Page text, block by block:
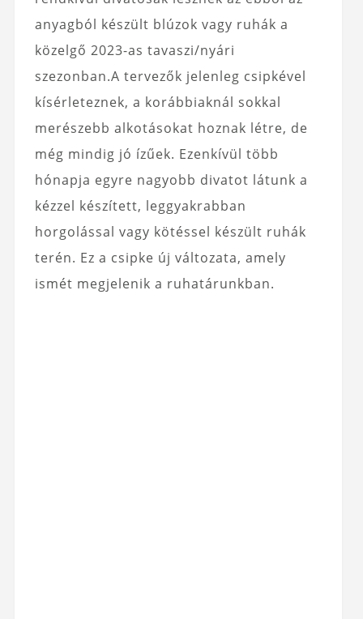
anyagból készült blúzok vagy ruhák a
közelgő 2023-as tavaszi/nyári
szezonban.A tervezők jelenleg csipkével
kísérleteznek, a korábbiaknál sokkal
merészebb alkotásokat hoznak létre, de
még mindig jó ízűek. Ezenkívül több
hónapja egyre nagyobb divatot látunk a
kézzel készített, leggyakrabban
horgolással vagy kötéssel készült ruhák
terén. Ez a csipke új változata, amely
ismét megjelenik a ruhatárunkban.